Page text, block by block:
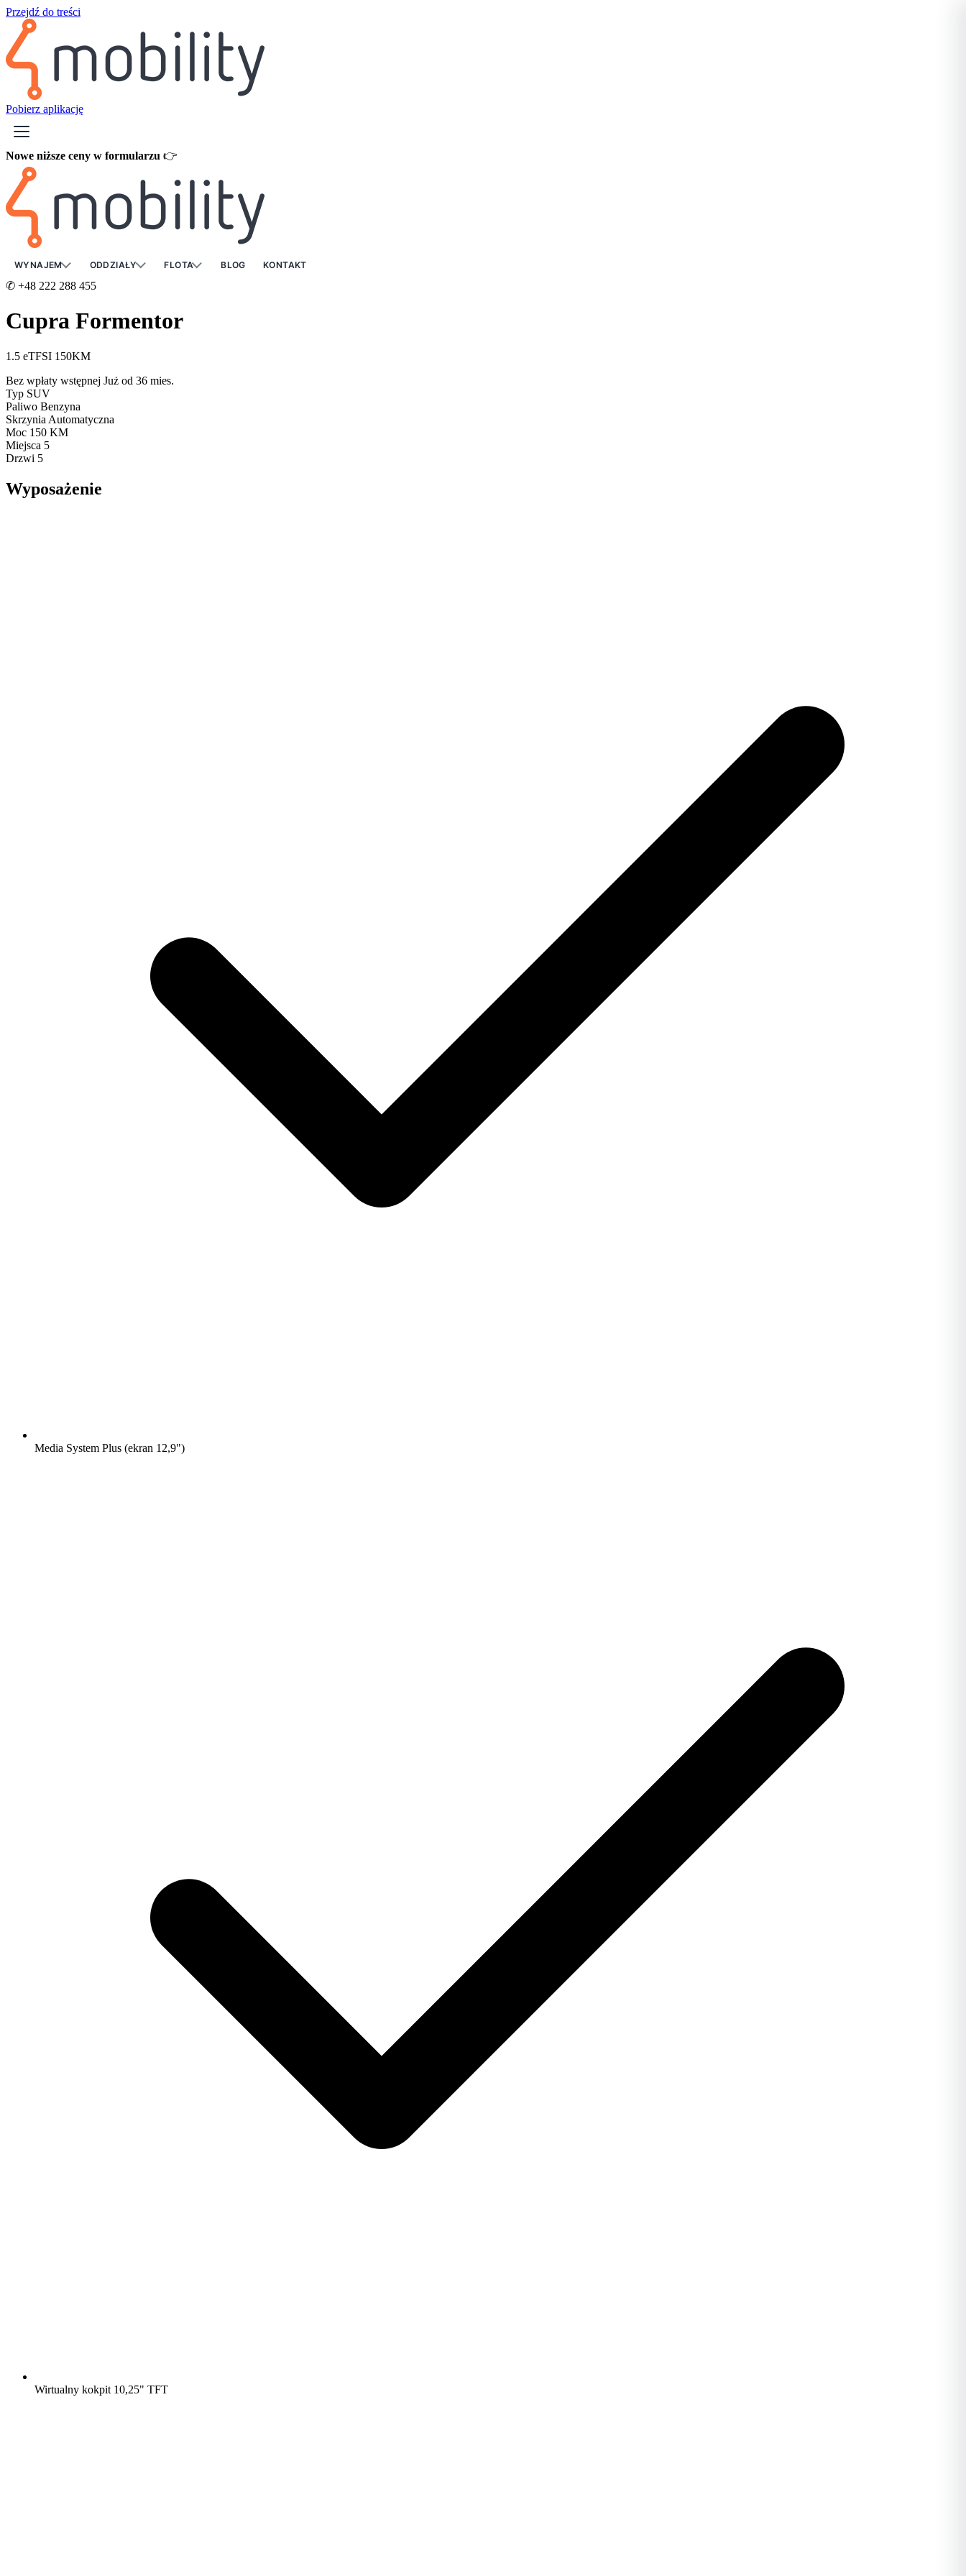
Przejdź do treści
Pobierz aplikację
Nowe niższe ceny w formularzu 👉
WYNAJEM ODDZIAŁY FLOTA BLOG KONTAKT
✆ +48 222 288 455
Cupra Formentor
1.5 eTFSI 150KM
Bez wpłaty wstępnej Już od 36 mies.
Typ SUV
Paliwo Benzyna
Skrzynia Automatyczna
Moc 150 KM
Miejsca 5
Drzwi 5
Wyposażenie
Media System Plus (ekran 12,9")
Wirtualny kokpit 10,25" TFT